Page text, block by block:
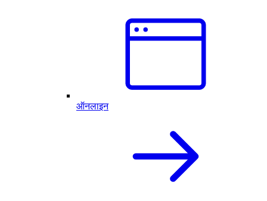
ऑनलाइन